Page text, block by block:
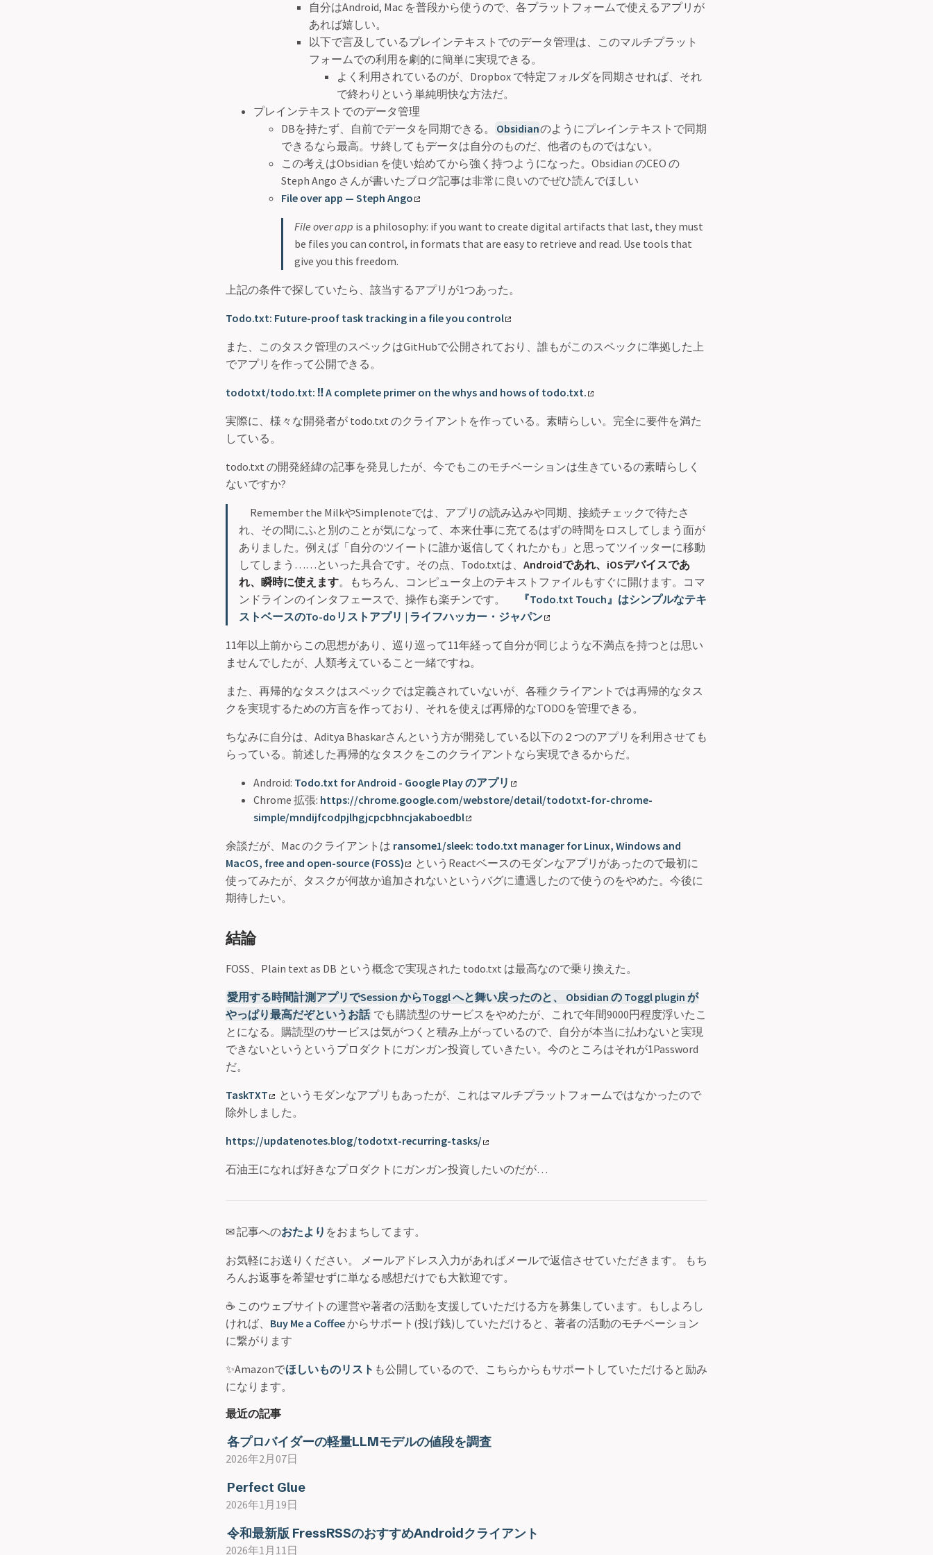
自分はAndroid, Mac を普段から使うので、各プラットフォームで使えるアプリが
あれば嬉しい。
以下で言及しているプレインテキストでのデータ管理は、このマルチプラット
フォームでの利用を劇的に簡単に実現できる。
よく利用されているのが、Dropbox で特定フォルダを同期させれば、それ
で終わりという単純明快な方法だ。
プレインテキストでのデータ管理
DBを持たず、自前でデータを同期できる。
Obsidianのようにプレインテキストで同期
できるなら最高。サ終してもデータは自分のものだ、他者のものではない。
この考えはObsidian を使い始めてから強く持つようになった。Obsidian のCEO の
Steph Ango さんが書いたブログ記事は非常に良いのでぜひ読んでほしい
File over app — Steph Ango
File over app is a philosophy: if you want to create digital artifacts that last, they must
be files you can control, in formats that are easy to retrieve and read. Use tools that
give you this freedom.
上記の条件で探していたら、該当するアプリが1つあった。
Todo.txt: Future-proof task tracking in a file you control
また、このタスク管理のスペックはGitHubで公開されており、誰もがこのスペックに準拠した上
でアプリを作って公開できる。
todotxt/todo.txt: ‼️ A complete primer on the whys and hows of todo.txt.
実際に、様々な開発者が todo.txt のクライアントを作っている。素晴らしい。完全に要件を満た
している。
todo.txt の開発経緯の記事を発見したが、今でもこのモチベーションは生きているの素晴らしく
ないですか?
Remember the MilkやSimplenoteでは、アプリの読み込みや同期、接続チェックで待たさ
れ、その間にふと別のことが気になって、本来仕事に充てるはずの時間をロスしてしまう面が
ありました。例えば「自分のツイートに誰か返信してくれたかも」と思ってツイッターに移動
してしまう……といった具合です。その点、Todo.txtは、 Androidであれ、iOSデバイスであ
れ、瞬時に使えます。もちろん、コンピュータ上のテキストファイルもすぐに開けます。コマ
ンドラインのインタフェースで、操作も楽チンです。
『Todo.txt Touch』はシンプルなテキ
ストベースのTo-doリストアプリ | ライフハッカー・ジャパン
11年以上前からこの思想があり、巡り巡って11年経って自分が同じような不満点を持つとは思い
ませんでしたが、人類考えていること一緒ですね。
また、再帰的なタスクはスペックでは定義されていないが、各種クライアントでは再帰的なタス
クを実現するための方言を作っており、それを使えば再帰的なTODOを管理できる。
ちなみに自分は、Aditya Bhaskarさんという方が開発している以下の２つのアプリを利用させても
らっている。前述した再帰的なタスクをこのクライアントなら実現できるからだ。
Android: Todo.txt for Android - Google Play のアプリ
Chrome 拡張: https://chrome.google.com/webstore/detail/todotxt-for-chrome-
simple/mndijfcodpjlhgjcpcbhncjakaboedbl
余談だが、Mac のクライアントは ransome1/sleek: todo.txt manager for Linux, Windows and
MacOS, free and open-source (FOSS)
というReactベースのモダンなアプリがあったので最初に
使ってみたが、タスクが何故か追加されないというバグに遭遇したので使うのをやめた。今後に
期待したい。
結論
FOSS、Plain text as DB という概念で実現された todo.txt は最高なので乗り換えた。
愛用する時間計測アプリでSession からToggl へと舞い戻ったのと、 Obsidian の Toggl plugin が
やっぱり最高だぞというお話 でも購読型のサービスをやめたが、これで年間9000円程度浮いたこ
とになる。購読型のサービスは気がつくと積み上がっているので、自分が本当に払わないと実現
できないというというプロダクトにガンガン投資していきたい。今のところはそれが1Password
だ。
TaskTXT
というモダンなアプリもあったが、これはマルチプラットフォームではなかったので
除外しました。
https://updatenotes.blog/todotxt-recurring-tasks/
石油王になれば好きなプロダクトにガンガン投資したいのだが…
✉ 記事へのおたより をおまちしてます。
お気軽にお送りください。 メールアドレス入力があればメールで返信させていただきます。 もち
ろんお返事を希望せずに単なる感想だけでも大歓迎です。
☕ このウェブサイトの運営や著者の活動を支援していただける方を募集しています。もしよろし
ければ、 Buy Me a Coffeeからサポート(投げ銭)していただけると、著者の活動のモチベーション
に繋がります
✨Amazonでほしいものリスト も公開しているので、こちらからもサポートしていただけると励み
になります。
最近の記事
各プロバイダーの軽量LLMモデルの値段を調査
2026年2月07日
Perfect Glue
2026年1月19日
令和最新版 FressRSSのおすすめAndroidクライアント
2026年1月11日